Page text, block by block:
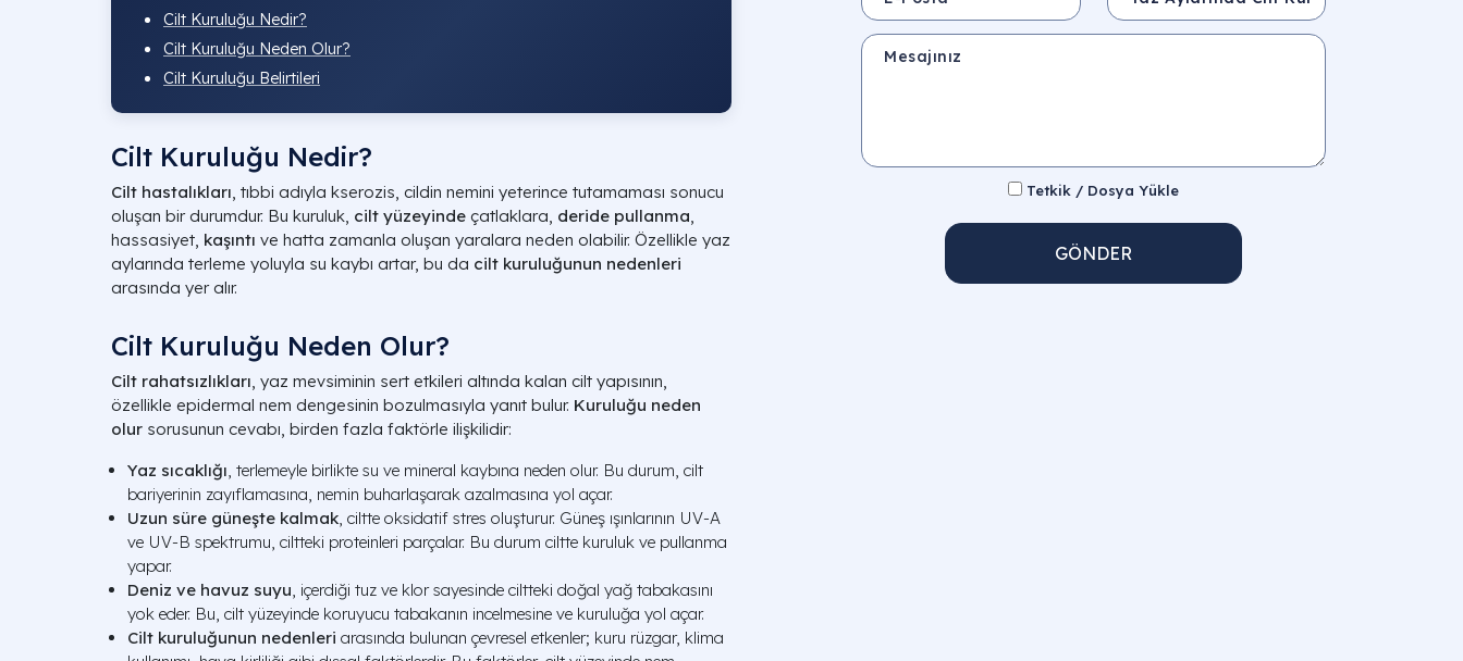
Cilt Kuruluğu Nedir?
Cilt Kuruluğu Neden Olur?
Cilt Kuruluğu Belirtileri
Cilt Kuruluğu Nedir?
Cilt hastalıkları, tıbbi adıyla kserozis, cildin nemini yeterince tutamaması sonucu
oluşan bir durumdur. Bu kuruluk, cilt yüzeyinde çatlaklara, deride pullanma,
hassasiyet, kaşıntı ve hatta zamanla oluşan yaralara neden olabilir. Özellikle yaz
aylarında terleme yoluyla su kaybı artar, bu da cilt kuruluğunun nedenleri
arasında yer alır.
Cilt Kuruluğu Neden Olur?
Cilt rahatsızlıkları, yaz mevsiminin sert etkileri altında kalan cilt yapısının,
özellikle epidermal nem dengesinin bozulmasıyla yanıt bulur. Kuruluğu neden
olur sorusunun cevabı, birden fazla faktörle ilişkilidir:
Yaz sıcaklığı, terlemeyle birlikte su ve mineral kaybına neden olur. Bu durum, cilt
bariyerinin zayıflamasına, nemin buharlaşarak azalmasına yol açar.
Uzun süre güneşte kalmak, ciltte oksidatif stres oluşturur. Güneş ışınlarının UV-A
ve UV-B spektrumu, ciltteki proteinleri parçalar. Bu durum ciltte kuruluk ve pullanma
yapar.
Deniz ve havuz suyu, içerdiği tuz ve klor sayesinde ciltteki doğal yağ tabakasını
yok eder. Bu, cilt yüzeyinde koruyucu tabakanın incelmesine ve kuruluğa yol açar.
Cilt kuruluğunun nedenleri arasında bulunan çevresel etkenler; kuru rüzgar, klima
Mesajınız
Tetkik / Dosya Yükle
GÖNDER